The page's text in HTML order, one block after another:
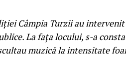
Câmpia Turzii au intervenit
La faţa locului, s-a
muzică la intensitate